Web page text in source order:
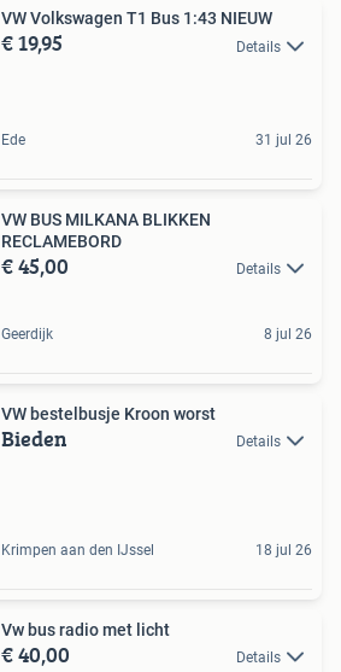
VW Volkswagen T1 Bus 1:43 NIEUW
€ 19,95 Details
Ede 31 jul 26
VW BUS MILKANA BLIKKEN
RECLAMEBORD
€ 45,00 Details
Geerdijk 8 jul 26
VW bestelbusje Kroon worst
Bieden Details
Krimpen aan den IJssel 18 jul 26
Vw bus radio met licht
€ 40,00 Details